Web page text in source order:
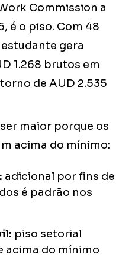
Commission a
é o piso. Com 48
gera
1.268 brutos em
de AUD 2.535
maior porque os
acima do mínimo:
adicional por fins de
é padrão nos
piso setorial
acima do mínimo